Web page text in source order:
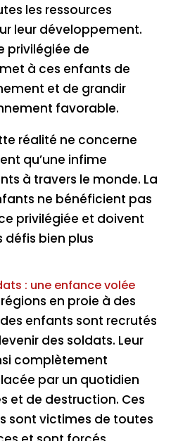
les ressources
leur développement.
privilégiée de
à ces enfants de
et de grandir
favorable.
réalité ne concerne
qu’une infime
à travers le monde. La
ne bénéficient pas
privilégiée et doivent
défis bien plus
: une enfance volée
en proie à des
enfants sont recrutés
des soldats. Leur
complètement
par un quotidien
et de destruction. Ces
sont victimes de toutes